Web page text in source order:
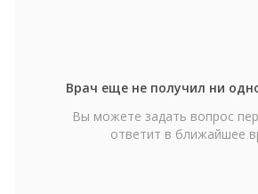
Врач еще не получил ни
Вы можете задать вопрос
ответит в ближайшее